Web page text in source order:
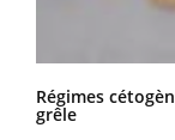
Régimes
grêle